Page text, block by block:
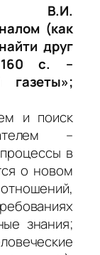
В.И.
(как
друг
с. –
газеты»;
и поиск
–
в
о новом
знания;